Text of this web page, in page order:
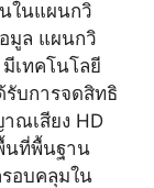
ในแผนกวิ
มูล แผนกวิ
เทคโนโลยี
รับการจดสิทธิ
ณเสียง HD
นที่พื้นฐาน
อบคลุมใน